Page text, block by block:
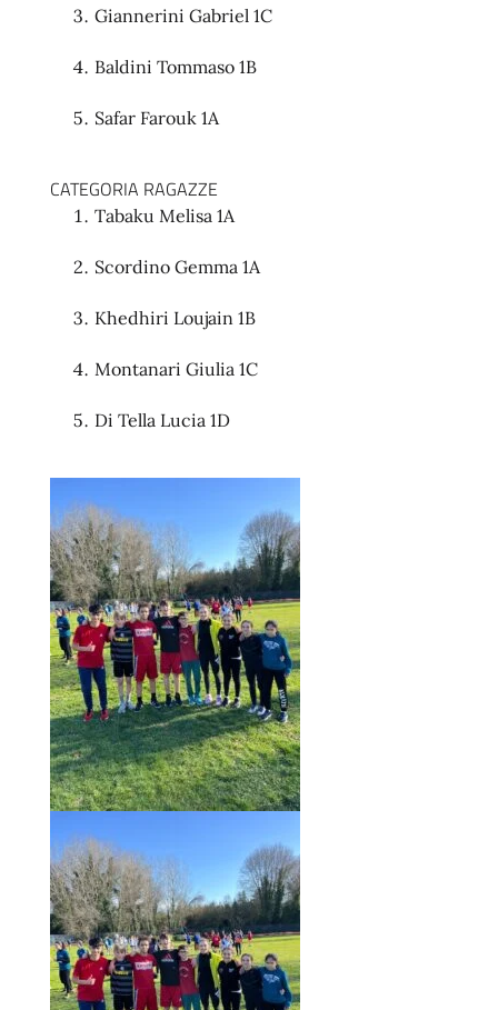
Giannerini Gabriel 1C
Baldini Tommaso 1B
Safar Farouk 1A
CATEGORIA RAGAZZE
Tabaku Melisa 1A
Scordino Gemma 1A
Khedhiri Loujain 1B
Montanari Giulia 1C
Di Tella Lucia 1D